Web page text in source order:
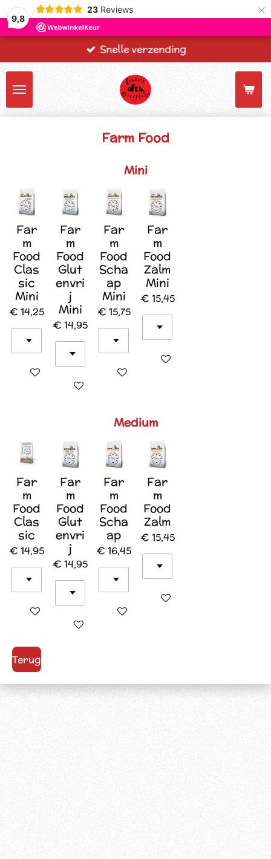
9,8
23 Reviews ×
Snelle verzending
Farm Food
Mini
Far
m
Food
Clas
sic
Mini
€ 14,25
In winkelwagen
Far
m
Food
Glut
envri
j
Mini
€ 14,95
In winkelwagen
Far
m
Food
Scha
ap
Mini
€ 15,75
In winkelwagen
Far
m
Food
Zalm
Mini
€ 15,45
In winkelwagen
Medium
Far
m
Food
Clas
sic
€ 14,95
In winkelwagen
Far
m
Food
Glut
envri
j
€ 14,95
In winkelwagen
Far
m
Food
Scha
ap
€ 16,45
In winkelwagen
Far
m
Food
Zalm
€ 15,45
In winkelwagen
Terug